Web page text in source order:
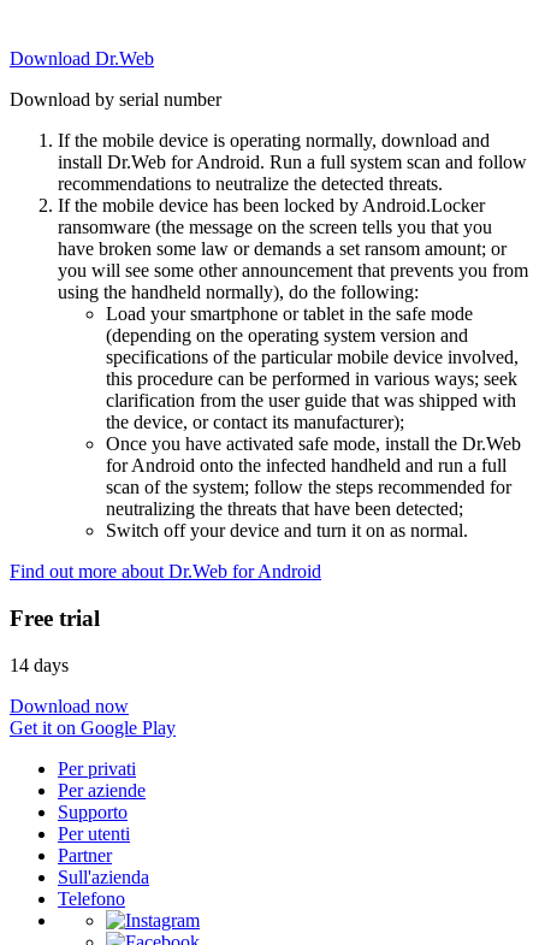
Download Dr.Web
Download by serial number
If the mobile device is operating normally, download and
install Dr.Web for Android. Run a full system scan and follow
recommendations to neutralize the detected threats.
If the mobile device has been locked by Android.Locker
ransomware (the message on the screen tells you that you
have broken some law or demands a set ransom amount; or
you will see some other announcement that prevents you from
using the handheld normally), do the following:
Load your smartphone or tablet in the safe mode
(depending on the operating system version and
specifications of the particular mobile device involved,
this procedure can be performed in various ways; seek
clarification from the user guide that was shipped with
the device, or contact its manufacturer);
Once you have activated safe mode, install the Dr.Web
for Android onto the infected handheld and run a full
scan of the system; follow the steps recommended for
neutralizing the threats that have been detected;
Switch off your device and turn it on as normal.
Find out more about Dr.Web for Android
Free trial
14 days
Download now
Get it on Google Play
Per privati
Per aziende
Supporto
Per utenti
Partner
Sull'azienda
Telefono